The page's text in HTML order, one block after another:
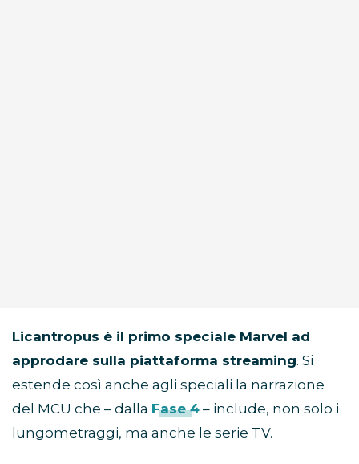
Licantropus è il primo speciale Marvel ad
approdare sulla piattaforma streaming. Si
estende così anche agli speciali la narrazione
del MCU che – dalla Fase 4 – include, non solo i
lungometraggi, ma anche le serie TV.